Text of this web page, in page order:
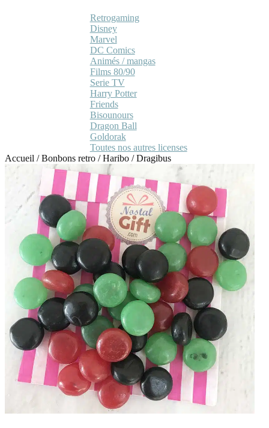
Retrogaming
Disney
Marvel
DC Comics
Animés / mangas
Films 80/90
Serie TV
Harry Potter
Friends
Bisounours
Dragon Ball
Goldorak
Toutes nos autres licenses
Accueil /Bonbons retro /Haribo /Dragibus